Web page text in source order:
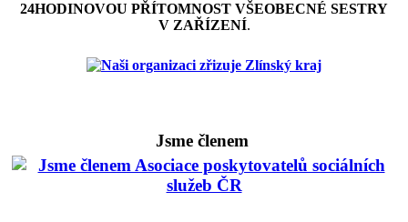
24HODINOVOU PŘÍTOMNOST VŠEOBECNÉ SESTRY
V ZAŘÍZENÍ.
Jsme členem